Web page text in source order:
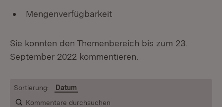
Mengenverfügbarkeit
Sie konnten den Themenbereich bis zum 23.
September 2022 kommentieren.
Kommentare durchsuchen
Sortierung: Datum